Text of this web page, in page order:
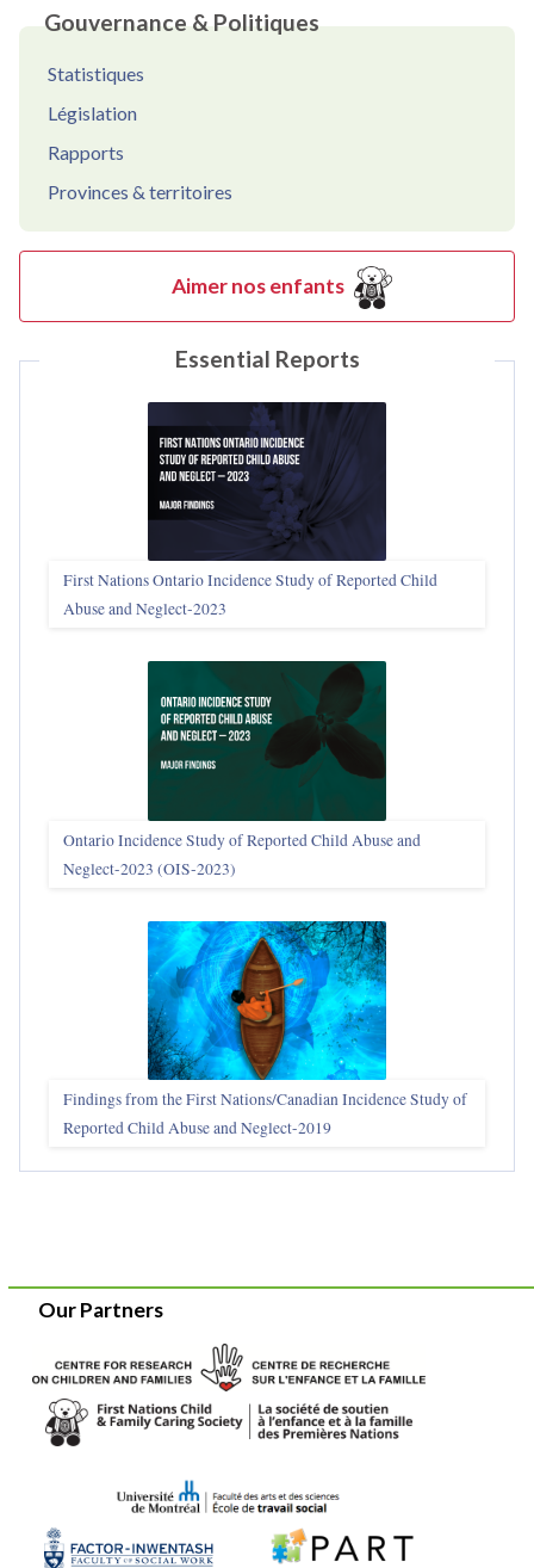
Gouvernance & Politiques
Statistiques
Législation
Rapports
Provinces & territoires
Aimer nos enfants
Essential Reports
First Nations Ontario Incidence Study of Reported Child
Abuse and Neglect‑2023
Ontario Incidence Study of Reported Child Abuse and
Neglect-2023 (OIS‑2023)
Findings from the First Nations/Canadian Incidence Study of
Reported Child Abuse and Neglect-2019
Our Partners